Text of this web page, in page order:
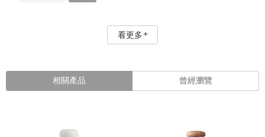
看更多
相關產品 曾經瀏覽